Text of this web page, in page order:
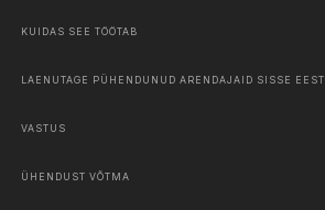
KUIDAS SEE TÖÖTAB
LAENUTAGE PÜHENDUNUD ARENDAJAID SISSE EESTI
VASTUS
ÜHENDUST VÕTMA